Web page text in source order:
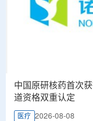
中国原研核药首次
道资格双重认定
医疗 2026-08-08